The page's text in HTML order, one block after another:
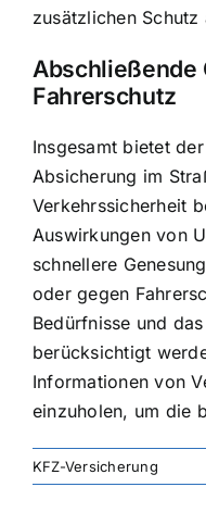
zusätzlichen Schutz
Abschließende
Fahrerschutz
Insgesamt bietet
Absicherung im
Verkehrssicherheit
Auswirkungen von
schnellere
oder gegen
Bedürfnisse und
berücksichtigt
Informationen von
einzuholen, um die
KFZ-Versicherung